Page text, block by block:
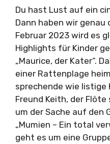
Du hast Lust auf ein
Dann haben wir genau
Februar 2023 wird es
Highlights für Kinder
„Maurice, der Kater“.
einer Rattenplage
sprechende wie listige
Freund Keith, der
um der Sache auf den
„Mumien – Ein total
geht es um eine